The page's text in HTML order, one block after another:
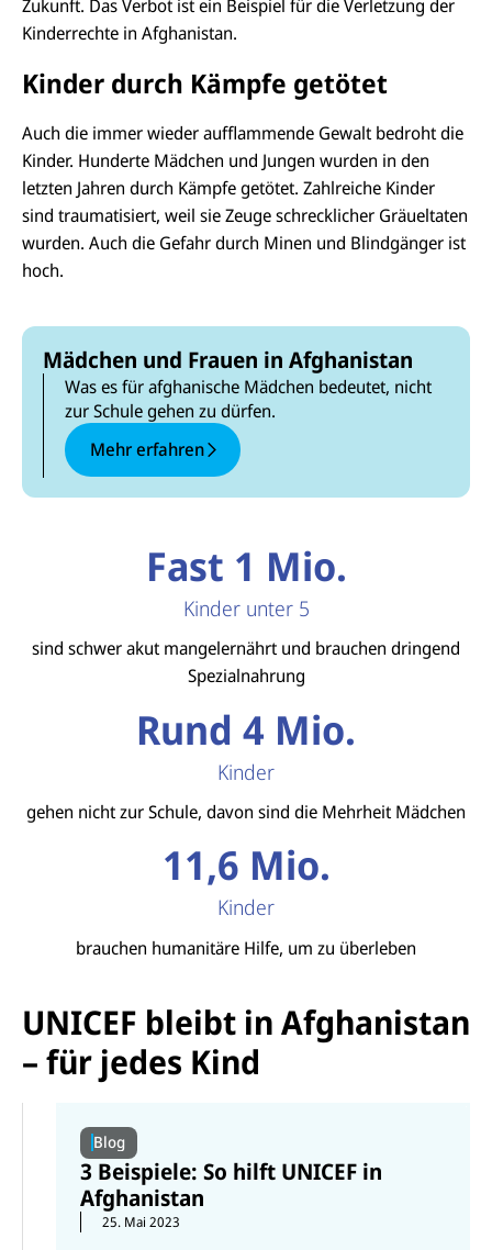
Zukunft. Das Verbot ist ein Beispiel für die Verletzung der
Kinderrechte in Afghanistan.
Kinder durch Kämpfe getötet
Auch die immer wieder aufflammende Gewalt bedroht die
Kinder. Hunderte Mädchen und Jungen wurden in den
letzten Jahren durch Kämpfe getötet. Zahlreiche Kinder
sind traumatisiert, weil sie Zeuge schrecklicher Gräueltaten
wurden. Auch die Gefahr durch Minen und Blindgänger ist
hoch.
Mädchen und Frauen in Afghanistan
Was es für afghanische Mädchen bedeutet, nicht
zur Schule gehen zu dürfen.
Mehr erfahren
Fast 1 Mio.
Kinder unter 5
sind schwer akut mangelernährt und brauchen dringend
Spezialnahrung
Rund 4 Mio.
Kinder
gehen nicht zur Schule, davon sind die Mehrheit Mädchen
11,6 Mio.
Kinder
brauchen humanitäre Hilfe, um zu überleben
UNICEF bleibt in Afghanistan
– für jedes Kind
Blog
3 Beispiele: So hilft UNICEF in
Afghanistan
25. Mai 2023